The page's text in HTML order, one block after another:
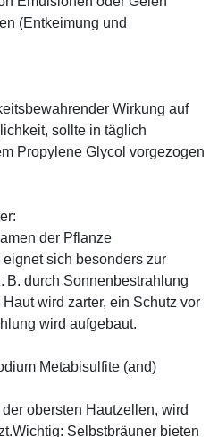
(Entkeimung und
Wirkung auf
sollte in täglich
Propylene Glycol vorgezogen
der Pflanze
sich besonders zur
B. durch Sonnenbestrahlung
wird zarter, ein Schutz vor
wird aufgebaut.
Metabisulfite (and)
obersten Hautzellen, wird
Selbstbräuner bieten